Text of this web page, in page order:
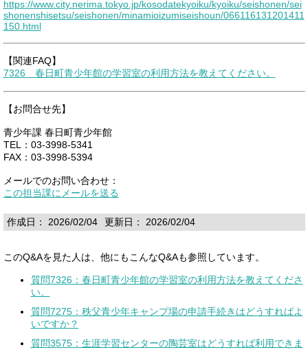
https://www.city.nerima.tokyo.jp/kosodatekyoiku/kyoiku/seishonen/sei
shonenshisetsu/seishonen/minamioizumiseishoun/066116131201411
150.html
【関連FAQ】
7326 春日町青少年館の学習室の利用方法を教えてください。
【お問合せ先】
青少年課 春日町青少年館
TEL：03-3998-5341
FAX：03-3998-5394
メールでのお問い合わせ：
この担当課にメールを送る
作成日： 2026/02/04 更新日： 2026/02/04
このQ&Aを見た人は、他にもこんなQ&Aも参照しています。
質問7326：春日町青少年館の学習室の利用方法を教えてくださ
い。
質問7275：秩父青少年キャンプ場の申請手続きはどうすればよ
いですか？
質問3575：生涯学習センターの陶芸室はどうすれば利用できま